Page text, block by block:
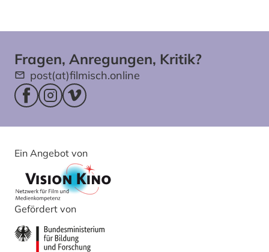
Fragen, Anregungen, Kritik?
post(at)filmisch.online
Facebookseite (öffnet im neuen Fenster)
Instagram (öffnet im neuen Fenster)
Vimeo (öffnet im neuen Fenster)
Ein Angebot von
Gefördert von